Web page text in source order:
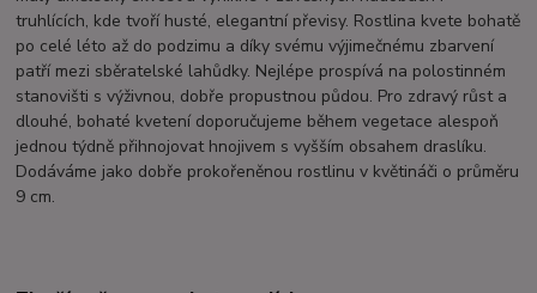
truhlících, kde tvoří husté, elegantní převisy. Rostlina kvete bohatě
po celé léto až do podzimu a díky svému výjimečnému zbarvení
patří mezi sběratelské lahůdky. Nejlépe prospívá na polostinném
stanovišti s výživnou, dobře propustnou půdou. Pro zdravý růst a
dlouhé, bohaté kvetení doporučujeme během vegetace alespoň
jednou týdně přihnojovat hnojivem s vyšším obsahem draslíku.
Dodáváme jako dobře prokořeněnou rostlinu v květináči o průměru
9 cm.